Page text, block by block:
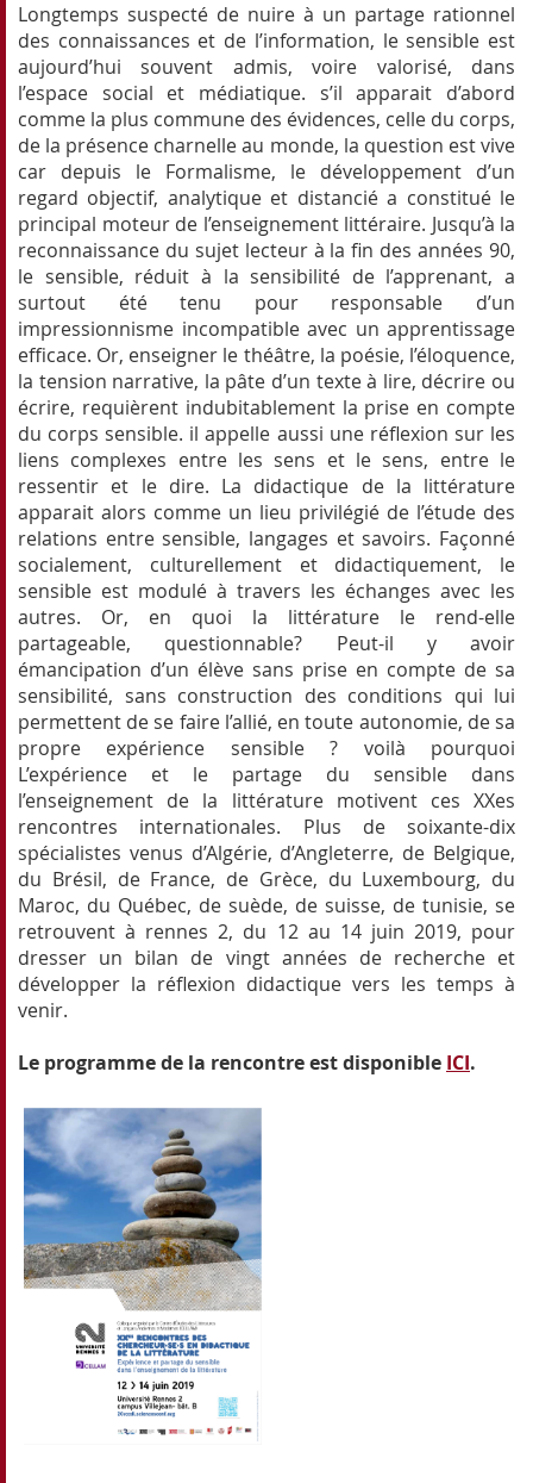
Longtemps suspecté de nuire à un partage rationnel
des connaissances et de l’information, le sensible est
aujourd’hui souvent admis, voire valorisé, dans
l’espace social et médiatique. s’il apparait d’abord
comme la plus commune des évidences, celle du corps,
de la présence charnelle au monde, la question est vive
car depuis le Formalisme, le développement d’un
regard objectif, analytique et distancié a constitué le
principal moteur de l’enseignement littéraire. Jusqu’à la
reconnaissance du sujet lecteur à la fin des années 90,
le sensible, réduit à la sensibilité de l’apprenant, a
surtout été tenu pour responsable d’un
impressionnisme incompatible avec un apprentissage
efficace. Or, enseigner le théâtre, la poésie, l’éloquence,
la tension narrative, la pâte d’un texte à lire, décrire ou
écrire, requièrent indubitablement la prise en compte
du corps sensible. il appelle aussi une réflexion sur les
liens complexes entre les sens et le sens, entre le
ressentir et le dire. La didactique de la littérature
apparait alors comme un lieu privilégié de l’étude des
relations entre sensible, langages et savoirs. Façonné
socialement, culturellement et didactiquement, le
sensible est modulé à travers les échanges avec les
autres. Or, en quoi la littérature le rend-elle
partageable, questionnable? Peut-il y avoir
émancipation d’un élève sans prise en compte de sa
sensibilité, sans construction des conditions qui lui
permettent de se faire l’allié, en toute autonomie, de sa
propre expérience sensible ? voilà pourquoi
L’expérience et le partage du sensible dans
l’enseignement de la littérature motivent ces XXes
rencontres internationales. Plus de soixante-dix
spécialistes venus d’Algérie, d’Angleterre, de Belgique,
du Brésil, de France, de Grèce, du Luxembourg, du
Maroc, du Québec, de suède, de suisse, de tunisie, se
retrouvent à rennes 2, du 12 au 14 juin 2019, pour
dresser un bilan de vingt années de recherche et
développer la réflexion didactique vers les temps à
venir.
Le programme de la rencontre est disponible ICI.